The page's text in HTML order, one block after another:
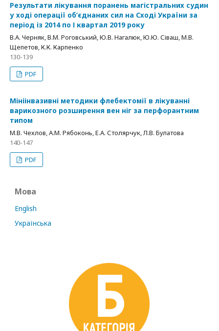
Результати лікування поранень магістральних судин
у ході операції об’єднаних сил на Сході України за
період із 2014 по І квартал 2019 року
В.А. Черняк, В.М. Роговський, Ю.В. Нагалюк, Ю.Ю. Сіваш, М.В.
Щепетов, К.К. Карпенко
130-139
PDF
Мініінвазивні методики флебектомії в лікуванні
варикозного розширення вен ніг за перфорантним
типом
М.В. Чехлов, А.М. Рябоконь, Е.А. Столярчук, Л.В. Булатова
140-147
PDF
Мова
English
Українська